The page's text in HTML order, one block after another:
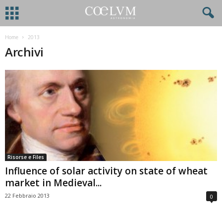
Home 2013
Archivi
Risorse e Files
Influence of solar activity on state of wheat
market in Medieval...
22 Febbraio 2013 0